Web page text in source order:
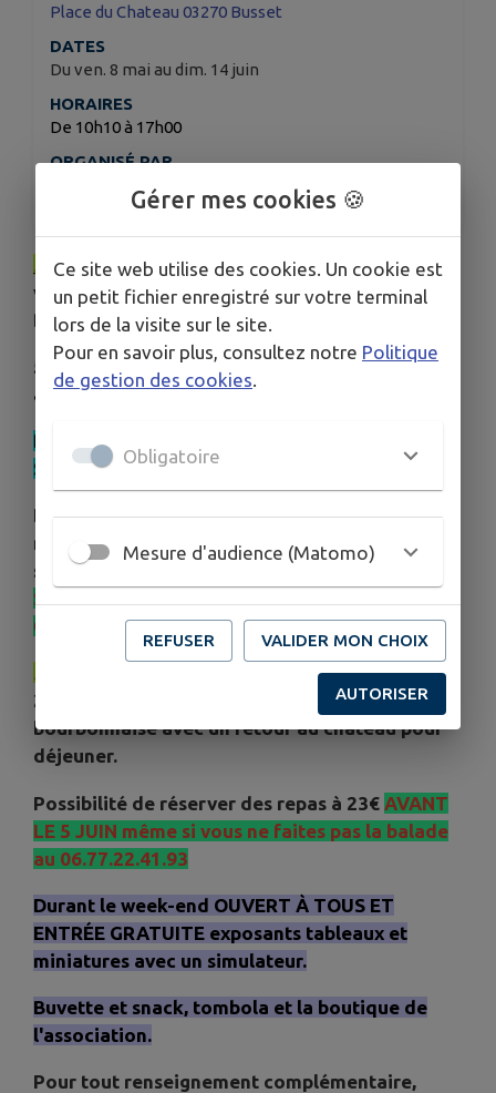
Place du Chateau 03270 Busset
DATES
Du ven. 8 mai au dim. 14 juin
HORAIRES
De 10h10 à 17h00
ORGANISÉ PAR
Les amis de Philippe BUGALSKI
Le samedi:exposition et rassemblement de
voitures sportives de préférence au château de
Busset à partir de 9H.
50ᵉ anniversaire de la GOLF GTI ET 30ᵉ
anniversaire de la SAXO
Baptêmes prévus de 10h à 12h et de 15h à 17h
Sur inscription le jour J à notre boutique
Diner dansant accompagné d'une animation
musicale (Patrick FRADIN) et d'un feu d'artifice
si la météo le permet pour 25€ par personne
SUR RÉSERVATION AVANT LE 05 JUIN
07.72.14.59.97)Voir pièce jointe
balade au roadbook d'environ
220 km au total dans la montagne
bourbonnaise avec un retour au château pour
déjeuner.
Possibilité de réserver des repas à 23€ AVANT
LE 5 JUIN même si vous ne faites pas la balade
au 06.77.22.41.93
Durant le week-end OUVERT À TOUS ET
ENTRÉE GRATUITE exposants tableaux et
miniatures avec un simulateur.
Buvette et snack, tombola et la boutique de
l'association.
Pour tout renseignement complémentaire,
Gérer mes cookies 🍪
Ce site web utilise des cookies. Un cookie est
un petit fichier enregistré sur votre terminal
lors de la visite sur le site.
Pour en savoir plus, consultez notre Politique
de gestion des cookies.
Obligatoire
Mesure d'audience (Matomo)
REFUSER VALIDER MON CHOIX
AUTORISER